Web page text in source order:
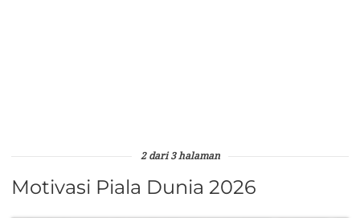
2 dari 3 halaman
Motivasi Piala Dunia 2026